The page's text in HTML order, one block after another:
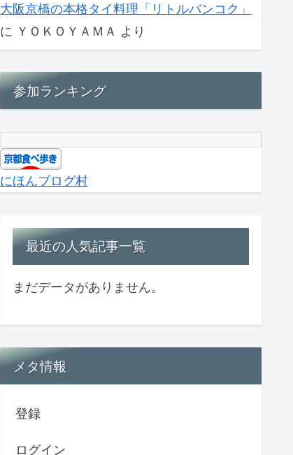
大阪京橋の本格タイ料理「リトルバンコク」
に ＹＯＫＯＹＡＭＡ より
参加ランキング
にほんブログ村
最近の人気記事一覧
まだデータがありません。
メタ情報
登録
ログイン